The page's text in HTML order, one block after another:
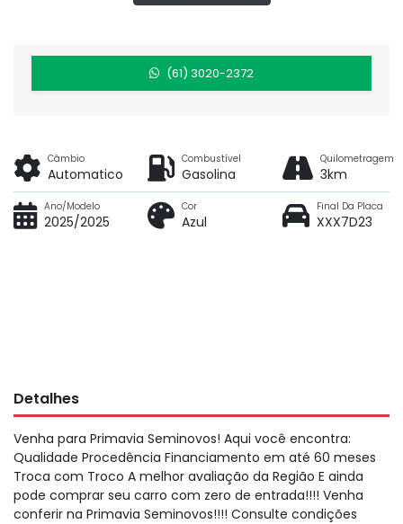
(61) 3020-2372
Câmbio
Automatico
Combustível
Gasolina
Quilometragem
3km
Ano/Modelo
2025/2025
Cor
Azul
Final Da Placa
XXX7D23
Detalhes
Venha para Primavia Seminovos! Aqui você encontra:
Qualidade Procedência Financiamento em até 60 meses
Troca com Troco A melhor avaliação da Região E ainda
pode comprar seu carro com zero de entrada!!!! Venha
conferir na Primavia Seminovos!!!! Consulte condições